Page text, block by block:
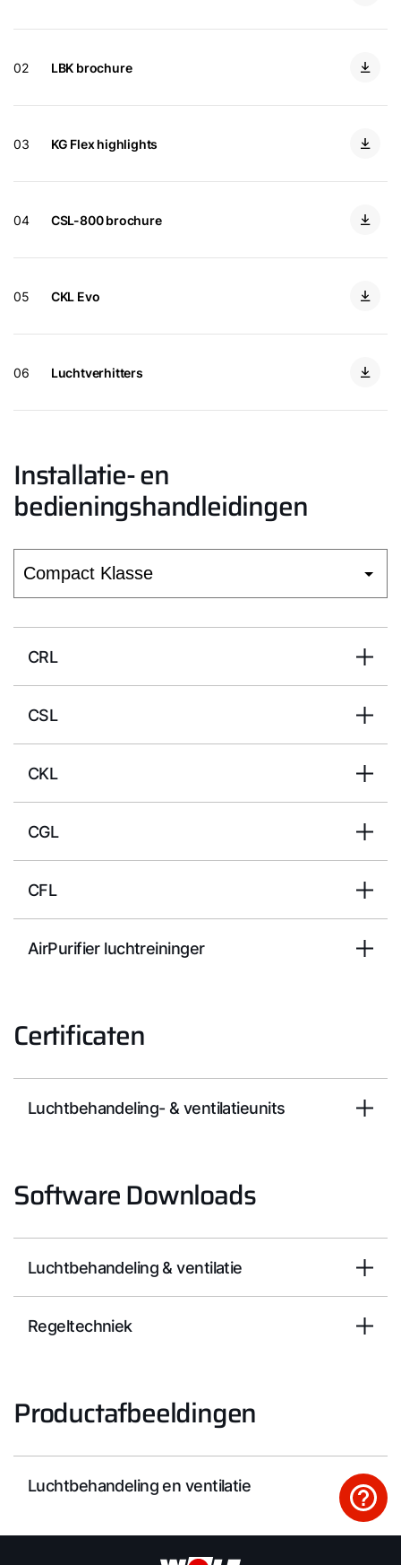
02 LBK brochure
03 KG Flex highlights
04 CSL-800 brochure
05 CKL Evo
06 Luchtverhitters
Installatie- en
bedieningshandleidingen
CRL
CSL
CKL
CGL
CFL
AirPurifier luchtreininger
Certificaten
Luchtbehandeling- & ventilatieunits
Software Downloads
Luchtbehandeling & ventilatie
Regeltechniek
Productafbeeldingen
Luchtbehandeling en ventilatie
Service App